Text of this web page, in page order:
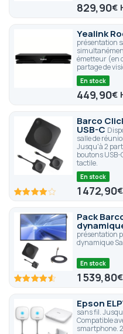
829,90€
Yealink
présentation
émetteur (en
partage de
En stock
449,90€
Barco
USB-C
salle de
Jusqu'à 2
boutons
tactile.
80 100
En stock
1 472,90€
Pack
présentation
dynamique
91.2 100
En stock
1 539,80€
Epson
sans fil.
Compatible
smartphone.